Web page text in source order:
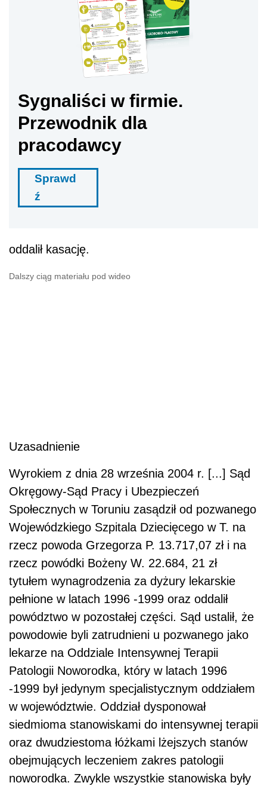
Sygnaliści w firmie.
Przewodnik dla
pracodawcy
Sprawd
ź
oddalił kasację.
Dalszy ciąg materiału pod wideo
Uzasadnienie
Wyrokiem z dnia 28 września 2004 r. [...] Sąd
Okręgowy-Sąd Pracy i Ubezpieczeń
Społecznych w Toruniu zasądził od pozwanego
Wojewódzkiego Szpitala Dziecięcego w T. na
rzecz powoda Grzegorza P. 13.717,07 zł i na
rzecz powódki Bożeny W. 22.684, 21 zł
tytułem wynagrodzenia za dyżury lekarskie
pełnione w latach 1996 -1999 oraz oddalił
powództwo w pozostałej części. Sąd ustalił, że
powodowie byli zatrudnieni u pozwanego jako
lekarze na Oddziale Intensywnej Terapii
Patologii Noworodka, który w latach 1996
-1999 był jedynym specjalistycznym oddziałem
w województwie. Oddział dysponował
siedmioma stanowiskami do intensywnej terapii
oraz dwudziestoma łóżkami lżejszych stanów
obejmujących leczeniem zakres patologii
noworodka. Zwykle wszystkie stanowiska były